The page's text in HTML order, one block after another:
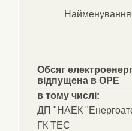
Найменування
Обсяг
відпущена в ОРЕ
в тому числі:
ДП "НАЕК
ГК ТЕС